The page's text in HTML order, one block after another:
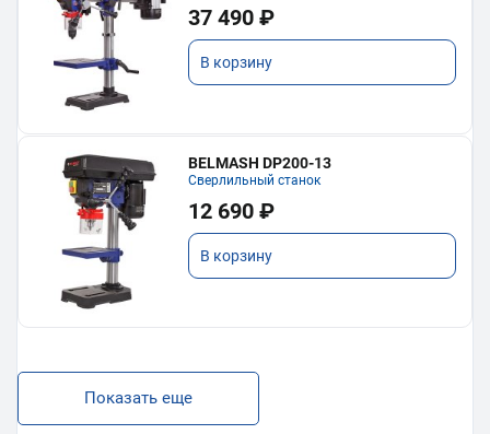
37 490 ₽
В корзину
BELMASH DP200-13
Сверлильный станок
12 690 ₽
В корзину
Показать еще